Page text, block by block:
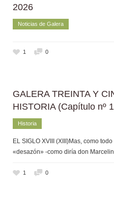
2026
Noticias de Galera
1 0
GALERA TREINTA Y
HISTORIA (Capítulo nº
Historia
EL SIGLO XVIII (XIII)Mas, como
«desazón» -como diría don
1 0